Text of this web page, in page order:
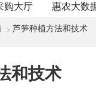
购大厅 惠农大数
芦笋种植方法和技术
和技术